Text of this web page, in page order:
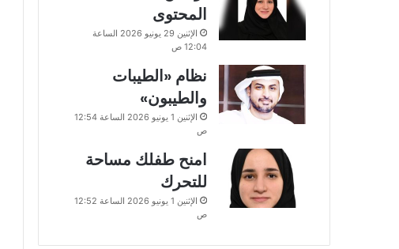
المحتوى
الإثنين 29 يونيو 2026 الساعة
12:04 ص
نظام «الطيبات
والطيبون»
الإثنين 1 يونيو 2026 الساعة 12:54
ص
امنح طفلك مساحة
للتحرك
الإثنين 1 يونيو 2026 الساعة 12:52
ص